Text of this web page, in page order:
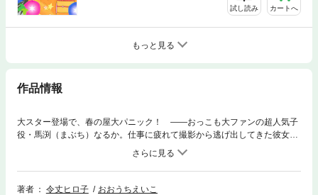
試し読み カートへ
もっと見る
作品情報
大スター登場で、春の屋大パニック！ ――おっこも大ファンの超人気子
役・馬渕（まぶち）なるか。仕事に疲れて撮影から逃げ出してきた彼女を
かくまうことになったけど、そのワガママっぷりにギブアップ寸前！ 真
月（まつき）にも協力してもらって、精一杯のおもてなしをするけれど、
花の湯にマスコミが……!!?
著者
令丈ヒロ子
おおうちえいこ